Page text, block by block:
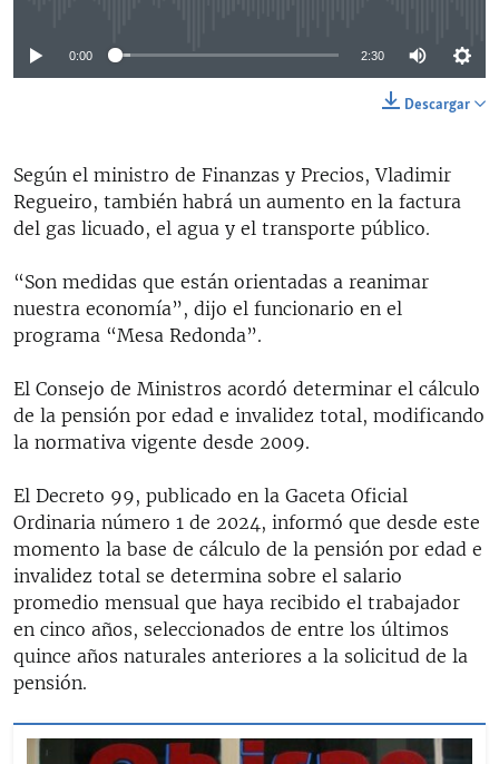
0:00 2:30
Descargar
Según el ministro de Finanzas y Precios, Vladimir
Regueiro, también habrá un aumento en la factura
del gas licuado, el agua y el transporte público.
“Son medidas que están orientadas a reanimar
nuestra economía”, dijo el funcionario en el
programa “Mesa Redonda”.
El Consejo de Ministros acordó determinar el cálculo
de la pensión por edad e invalidez total, modificando
la normativa vigente desde 2009.
El Decreto 99, publicado en la Gaceta Oficial
Ordinaria número 1 de 2024, informó que desde este
momento la base de cálculo de la pensión por edad e
invalidez total se determina sobre el salario
promedio mensual que haya recibido el trabajador
en cinco años, seleccionados de entre los últimos
quince años naturales anteriores a la solicitud de la
pensión.